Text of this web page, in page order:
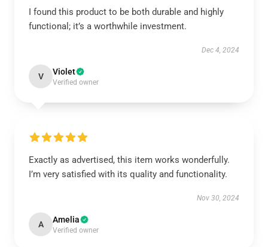
I found this product to be both durable and highly
functional; it’s a worthwhile investment.
Dec 4, 2024
V Violet
Verified owner
Exactly as advertised, this item works wonderfully.
I’m very satisfied with its quality and functionality.
Nov 30, 2024
A Amelia
Verified owner